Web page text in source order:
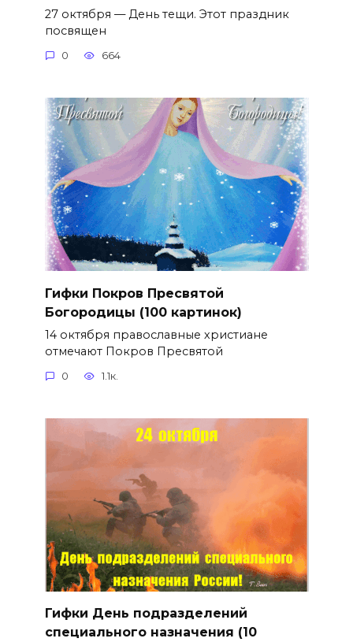
27 октября — День тещи. Этот праздник
посвящен
0 664
Гифки Покров Пресвятой
Богородицы (100 картинок)
14 октября православные христиане
отмечают Покров Пресвятой
0 1.1к.
Гифки День подразделений
специального назначения (10